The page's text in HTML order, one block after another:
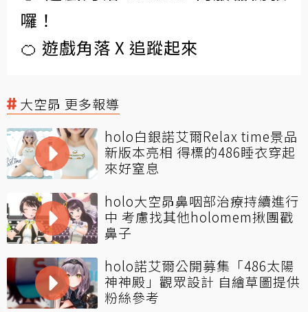
囉！
🍊 遊戲角落 X 追蹤起來
大空昴 更多報導
holo白銀諾艾爾Relax time景品
新版本亮相 得標的486睡衣穿起
來好窒息
holo大空昴鼻咽部治療持續進行
中 考慮找其他holomem揪團戳
鼻子
holo諾艾爾公開募集「486太陽
神神殿」觀眾設計 自繪草圖提供
粉絲參考